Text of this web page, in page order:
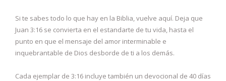
Si te sabes todo lo que hay en la Biblia, vuelve aquí. Deja que
Juan 3:16 se convierta en el estandarte de tu vida, hasta el
punto en que el mensaje del amor interminable e
inquebrantable de Dios desborde de ti a los demás.
Cada ejemplar de 3:16 incluye también un devocional de 40 días